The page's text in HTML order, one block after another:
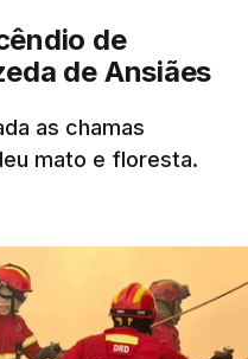
NESTE
de
de Ansiães
as chamas
mato e floresta.